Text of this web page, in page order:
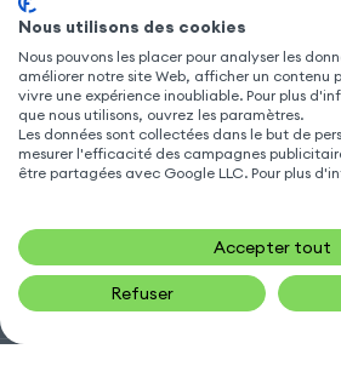
SUIVEZ NOUS
Nous utilisons des cookies
Nous pouvons les placer pour analyser les
améliorer notre site Web, afficher un contenu
vivre une expérience inoubliable. Pour plus
que nous utilisons, ouvrez les paramètres.
Les données sont collectées dans le but de
mesurer l'efficacité des campagnes
être partagées avec Google LLC. Pour plus
Accepter tout
Refuser